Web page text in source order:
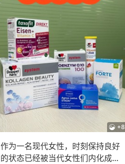
+8
作为一名现代女性，时刻保持良好
的状态已经被当代女性们内化成了